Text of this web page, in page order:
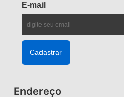
E-mail
Endereço